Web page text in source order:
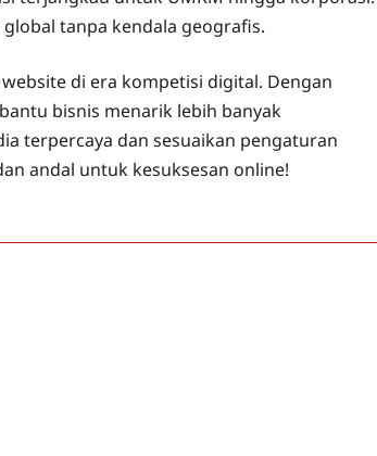
tanpa kendala geografis.
di era kompetisi digital. Dengan
bisnis menarik lebih banyak
terpercaya dan sesuaikan pengaturan
andal untuk kesuksesan online!